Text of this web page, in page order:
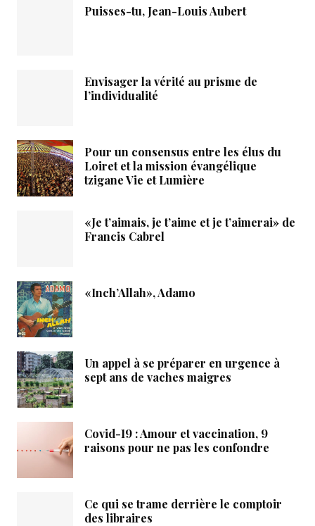
Puisses-tu, Jean-Louis Aubert
Envisager la vérité au prisme de
l’individualité
Pour un consensus entre les élus du
Loiret et la mission évangélique
tzigane Vie et Lumière
«Je t’aimais, je t’aime et je t’aimerai» de
Francis Cabrel
«Inch’Allah», Adamo
Un appel à se préparer en urgence à
sept ans de vaches maigres
Covid-19 : Amour et vaccination, 9
raisons pour ne pas les confondre
Ce qui se trame derrière le comptoir
des libraires